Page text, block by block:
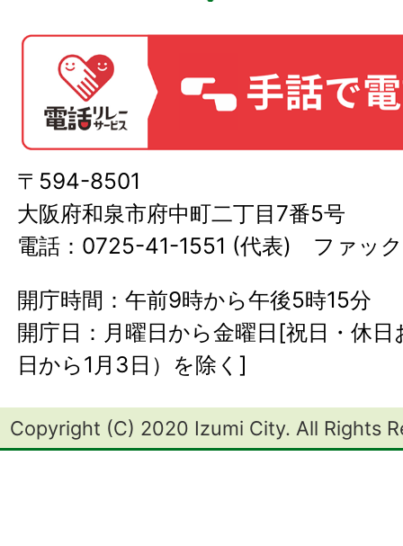
〒594-8501
大阪府和泉市府中町二丁目7番5号
電話：0725-41-1551 (代表) ファッ
開庁時間：午前9時から午後5時15分
開庁日：月曜日から金曜日[祝日・休
日から1月3日）を除く]
Copyright (C) 2020 Izumi City. All Rights